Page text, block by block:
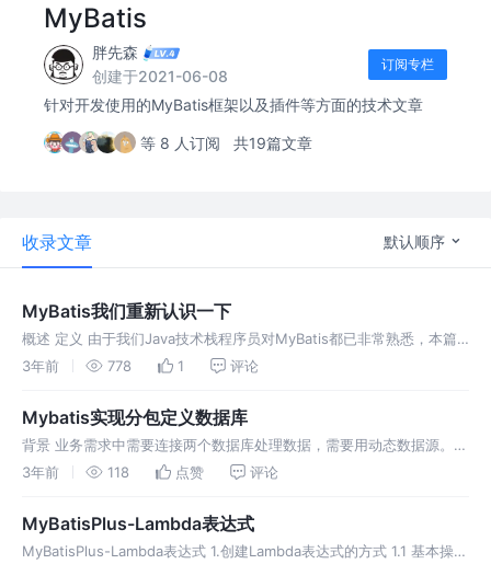
MyBatis
胖先森
创建于2021-06-08
订阅专栏
针对开发使用的MyBatis框架以及插件等方面的技术文章
等 8 人订阅 共19篇文章
收录文章 默认顺序
MyBatis我们重新认识一下
概述 定义 由于我们Java技术栈程序员对MyBatis都已非常熟悉，本篇
我们则主要是从源码的角度去收获不一样MyBatis理解之旅。众所周知
3年前 778 1 评论
Mybatis实现分包定义数据库
背景 业务需求中需要连接两个数据库处理数据，需要用动态数据源。通
过了解mybatis的框架，计划 使用分包的方式进行数据源的区分。 原理
3年前 118 点赞 评论
MyBatisPlus-Lambda表达式
MyBatisPlus-Lambda表达式 1.创建Lambda表达式的方式 1.1 基本操作